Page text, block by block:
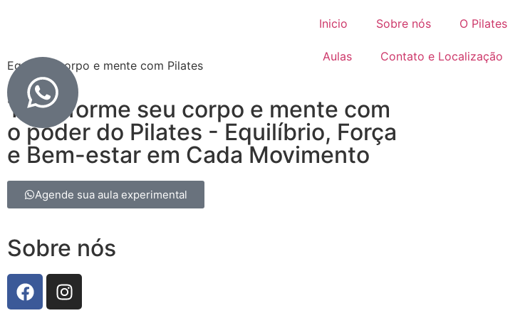
Inicio Sobre nós O Pilates
Aulas Contato e Localização
Equilibre corpo e mente com Pilates
Transforme seu corpo e mente com
o poder do Pilates - Equilíbrio, Força
e Bem-estar em Cada Movimento
Agende sua aula experimental
Sobre nós